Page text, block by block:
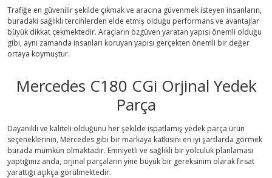
Trafiğe en güvenilir şekilde çıkmak ve aracına güvenmek isteyen insanların,
buradaki sağlıklı tercihlerden elde etmiş olduğu performans ve avantajlar
büyük dikkat çekmektedir. Araçların özgüven yaratan yapısı önemli olduğu
gibi, aynı zamanda insanları koruyan yapısı gerçekten önemli bir değer
ortaya koymuştur.
Mercedes C180 CGi Orjinal Yedek
Parça
Dayanıklı ve kaliteli olduğunu her şekilde ispatlamış yedek parça ürün
seçeneklerinin, Mercedes gibi bir markaya katkısını en iyi şartlarda görmek
burada mümkün olmaktadır. Emniyetli ve sağlıklı bir yolculuk planlaması
yaptığınız anda, orjinal parçaların yine büyük bir gereksinim olarak fırsat
yarattığı açıkça görülmektedir.